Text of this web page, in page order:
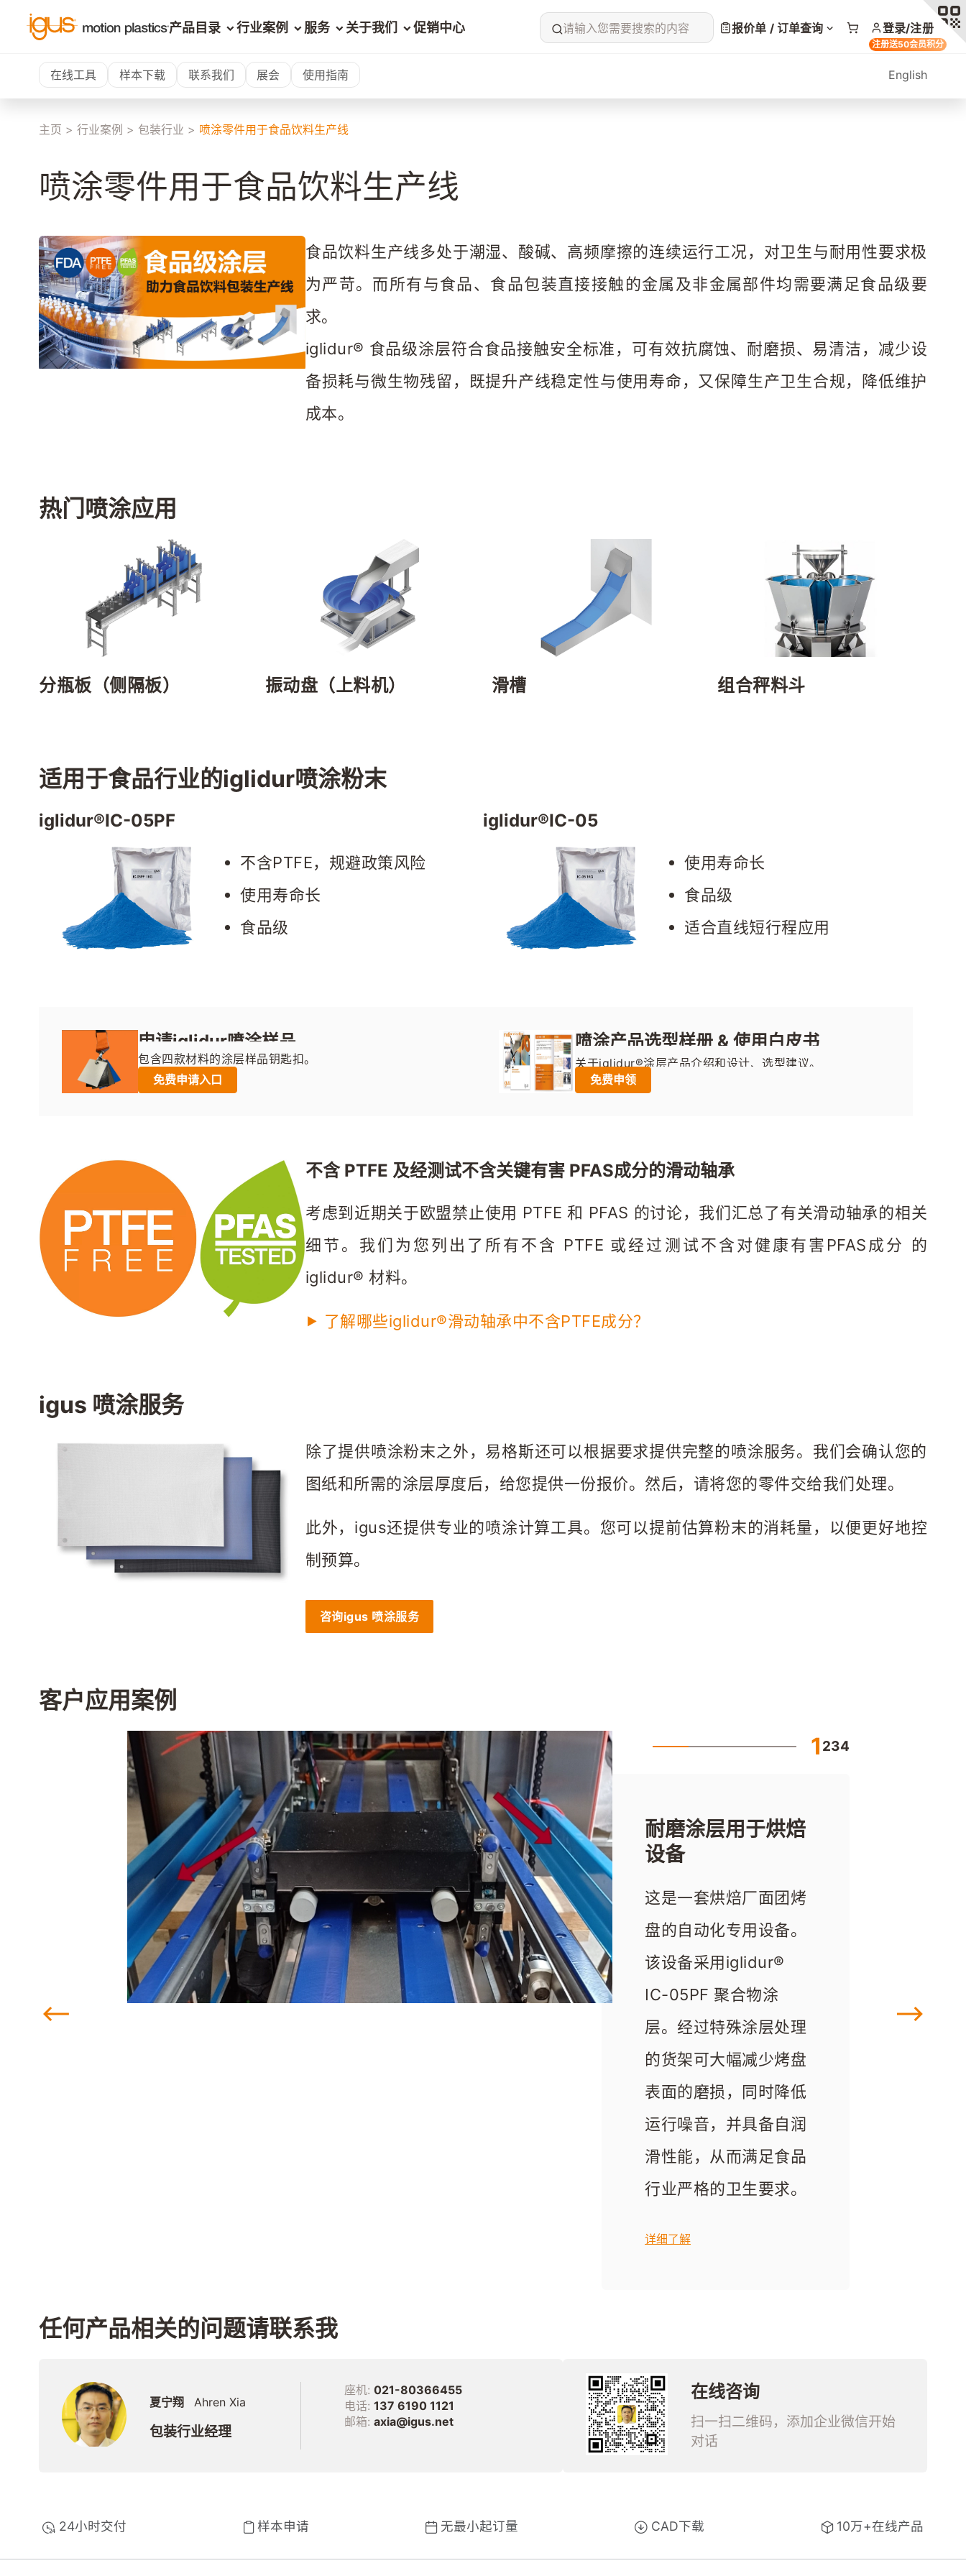
产品目录 行业案例 服务 关于我们 促销中心 请输入您需要搜索的内容 报价单 / 订单查询 登录/注册
注册送50会员积分
在线工具 样本下载 联系我们 展会 使用指南 English
主页 > 行业案例 > 包装行业 > 喷涂零件用于食品饮料生产线
喷涂零件用于食品饮料生产线
食品饮料生产线多处于潮湿、酸碱、高频摩擦的连续运行工况，对卫生与耐用性要求极
为严苛。而所有与食品、食品包装直接接触的金属及非金属部件均需要满足食品级要
求。
iglidur® 食品级涂层符合食品接触安全标准，可有效抗腐蚀、耐磨损、易清洁，减少设
备损耗与微生物残留，既提升产线稳定性与使用寿命，又保障生产卫生合规，降低维护
成本。
热门喷涂应用
分瓶板（侧隔板） 振动盘（上料机） 滑槽 组合秤料斗
适用于食品行业的iglidur喷涂粉末
iglidur®IC-05PF
不含PTFE，规避政策风险
使用寿命长
食品级
iglidur®IC-05
使用寿命长
食品级
适合直线短行程应用
申请iglidur喷涂样品
包含四款材料的涂层样品钥匙扣。
您还可以申请一次免费喷涂打样服务。
免费申请入口
喷涂产品选型样册 & 使用白皮书
关于iglidur®涂层产品介绍和设计、选型建议。
免费申领
不含 PTFE 及经测试不含关键有害 PFAS成分的滑动轴承
考虑到近期关于欧盟禁止使用 PTFE 和 PFAS 的讨论，我们汇总了有关滑动轴承的相关
细节。我们为您列出了所有不含 PTFE 或经过测试不含对健康有害PFAS成分 的
iglidur® 材料。
⯈ 了解哪些iglidur®滑动轴承中不含PTFE成分？
igus 喷涂服务
除了提供喷涂粉末之外，易格斯还可以根据要求提供完整的喷涂服务。我们会确认您的
图纸和所需的涂层厚度后，给您提供一份报价。然后，请将您的零件交给我们处理。
此外，igus还提供专业的喷涂计算工具。您可以提前估算粉末的消耗量，以便更好地控
制预算。
咨询igus 喷涂服务
客户应用案例
耐磨涂层用于烘焙
设备
这是一套烘焙厂面团烤
盘的自动化专用设备。
该设备采用iglidur®
IC-05PF 聚合物涂
层。经过特殊涂层处理
的货架可大幅减少烤盘
表面的磨损，同时降低
运行噪音，并具备自润
滑性能，从而满足食品
行业严格的卫生要求。
详细了解
粉末涂层用于糖果
输送设备
在糖果输送设备中，过
渡板、滑槽等区域常会
因含糖、含油或粘性物
质而产生堆积粘附。这
些附着物会扰乱产品输
送、增加清洁工作量，
并导致设备反复停机。
通过采用iglidur® IC-
05 塑料涂层，我们成
功为客户彻底解决了这
耐磨涂料用于包装
机械拉膜结构
案例中是一家包装和加
工机械制造商，通过在
金属轴上涂覆 iglidur®
IC-05 耐磨涂层代替
以往用于拉膜的辊筒，
降低了摩擦阻力，提高
了刚度，缩短了生产时
间，食品级材料提高了
卫生标准。
详细了解
喷涂工艺用于自动
覆膜称重打包机
用于食品零售行业的自
动覆膜称重打包机，与
食物和清洁剂的接触极
为频繁。所有与食品、
食品包装直接接触的部
件表面均需满足食品
级、耐刮擦、耐腐蚀。
而iglidur® 喷涂粉末完
全可以满足这一类的行
业需求。例如：
渡板、滑槽；
1 234
任何产品相关的问题请联系我
夏宁翔 Ahren Xia
包装行业经理
座机: 021-80366455
电话: 137 6190 1121
邮箱: axia@igus.net
在线咨询
扫一扫二维码，添加企业微信开始
对话
24小时交付 样本申请 无最小起订量 CAD下载 10万+在线产品